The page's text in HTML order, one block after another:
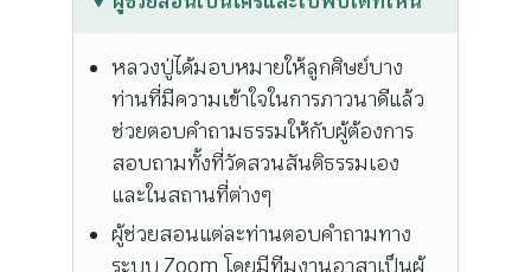
หลวงปู่ได้มอบหมายให้ลูกศิษย์บาง
ท่านที่มีความเข้าใจในการภาวนาดีแล้ว
ช่วยตอบคำถามธรรมให้กับผู้ต้องการ
สอบถามทั้งที่วัดสวนสันติธรรมเอง
และในสถานที่ต่างๆ
ผู้ช่วยสอนแต่ละท่านตอบคำถามทาง
ระบบ Zoom โดยมีทีมงานอาสาเป็นผู้